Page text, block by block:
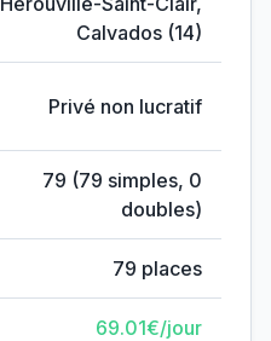
Calvados (14)
Privé non lucratif
79 (79 simples, 0
doubles)
79 places
69.01€/jour